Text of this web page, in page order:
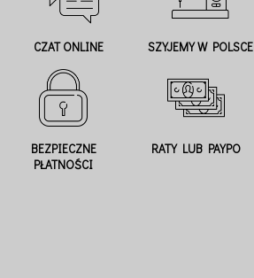
CZAT ONLINE SZYJEMY W POLSCE
BEZPIECZNE
PŁATNOŚCI
RATY LUB PAYPO